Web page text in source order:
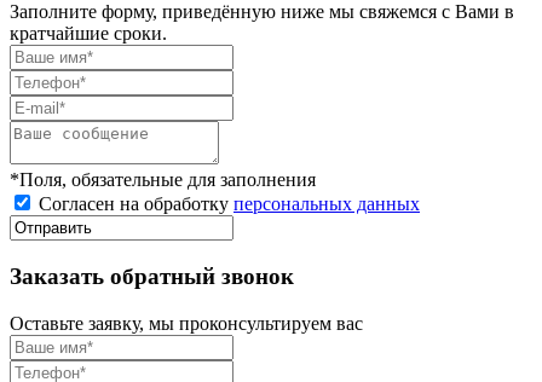
Заполните форму, приведённую ниже мы свяжемся с Вами в
кратчайшие сроки.
*Поля, обязательные для заполнения
Согласен на обработку персональных данных
Заказать обратный звонок
Оставьте заявку, мы проконсультируем вас